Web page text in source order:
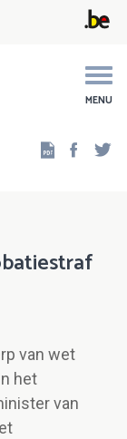
MENU
van wet
het
van